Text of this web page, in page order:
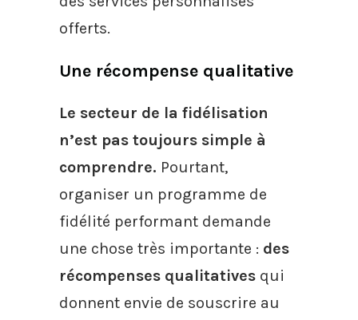
offerts.
Une récompense qualitative
Le secteur de la fidélisation
n’est pas toujours simple à
comprendre. Pourtant,
organiser un programme de
fidélité performant demande
une chose très importante : des
récompenses qualitatives qui
donnent envie de souscrire au